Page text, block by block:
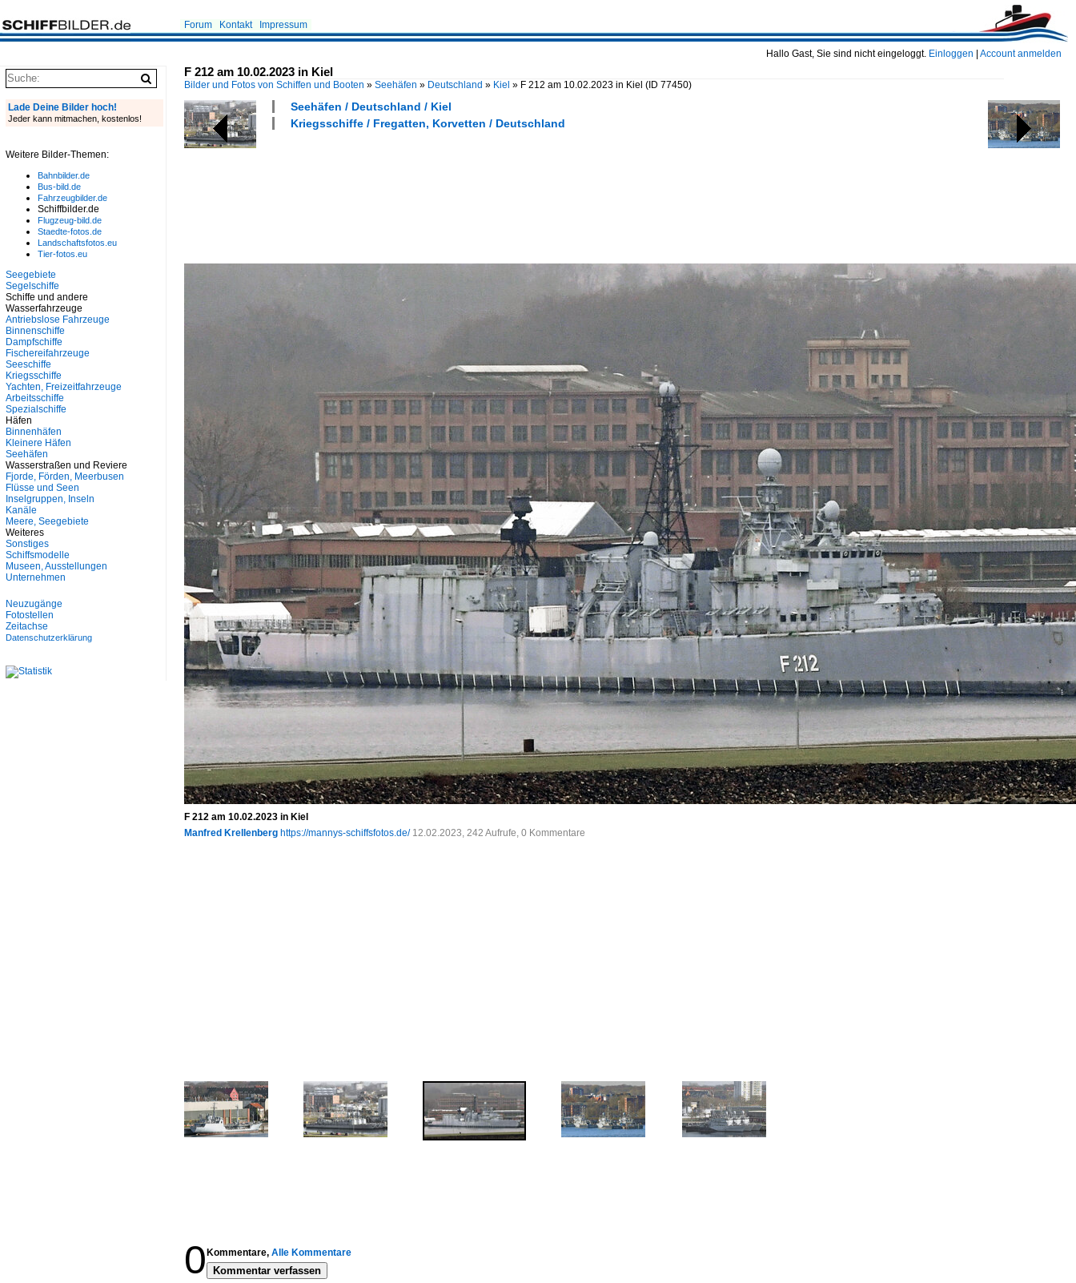
Hallo Gast, Sie sind nicht eingeloggt. Einloggen Account anmelden
Forum Kontakt Impressum
F 212 am 10.02.2023 in Kiel
Bilder und Fotos von Schiffen und Booten » Seehäfen » Deutschland » Kiel » F 212 am 10.02.2023 in Kiel (ID 77450)
Seehäfen / Deutschland / Kiel
Kriegsschiffe / Fregatten, Korvetten / Deutschland
F 212 am 10.02.2023 in Kiel
Manfred Krellenberg https://mannys-schiffsfotos.de/ 12.02.2023, 242 Aufrufe, 0 Kommentare
0 Kommentare, Alle Kommentare
Kommentar verfassen
Lade Deine Bilder hoch!
Jeder kann mitmachen, kostenlos!
Weitere Bilder-Themen:
Bahnbilder.de
Bus-bild.de
Fahrzeugbilder.de
Schiffbilder.de
Flugzeug-bild.de
Staedte-fotos.de
Landschaftsfotos.eu
Tier-fotos.eu
Seegebiete
Segelschiffe
Schiffe und andere
Wasserfahrzeuge
Antriebslose Fahrzeuge
Binnenschiffe
Dampfschiffe
Fischereifahrzeuge
Seeschiffe
Kriegsschiffe
Yachten, Freizeitfahrzeuge
Arbeitsschiffe
Spezialschiffe
Häfen
Binnenhäfen
Kleinere Häfen
Seehäfen
Wasserstraßen und Reviere
Fjorde, Förden, Meerbusen
Flüsse und Seen
Inselgruppen, Inseln
Kanäle
Meere, Seegebiete
Weiteres
Sonstiges
Schiffsmodelle
Museen, Ausstellungen
Unternehmen
Neuzugänge
Fotostellen
Zeitachse
Datenschutzerklärung